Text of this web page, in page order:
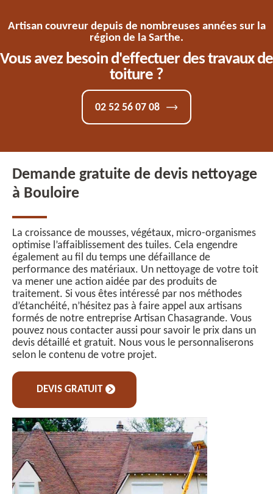
Artisan couvreur depuis de nombreuses années sur la
région de la Sarthe.
Vous avez besoin d'effectuer des travaux de
toiture ?
02 52 56 07 08
Demande gratuite de devis nettoyage
à Bouloire
La croissance de mousses, végétaux, micro-organismes
optimise l’affaiblissement des tuiles. Cela engendre
également au fil du temps une défaillance de
performance des matériaux. Un nettoyage de votre toit
va mener une action aidée par des produits de
traitement. Si vous êtes intéressé par nos méthodes
d’étanchéité, n’hésitez pas à faire appel aux artisans
formés de notre entreprise Artisan Chasagrande. Vous
pouvez nous contacter aussi pour savoir le prix dans un
devis détaillé et gratuit. Nous vous le personnaliserons
selon le contenu de votre projet.
DEVIS GRATUIT